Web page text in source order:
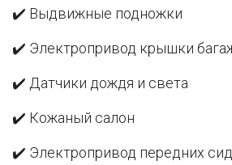
✔️ Выдвижные подножки
✔️ Электропривод крышки
✔️ Датчики дождя и света
✔️ Кожаный салон
✔️ Электропривод передних